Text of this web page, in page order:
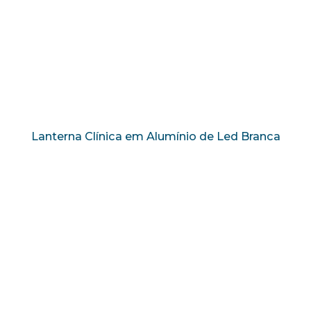
Lanterna Clínica em Alumínio de Led Branca